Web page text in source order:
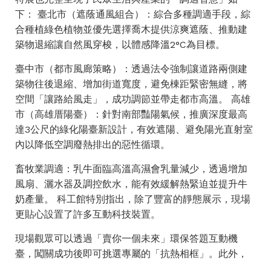
下： 臺北市（遮蔭通風組合）：綜合多種調適手段，綜
合種植綠色植物並優先選擇喬木提供涼爽遮蔭、推動建
築物退縮讓自然風穿梭，以體感降溫2°C為目標。
臺中市（都市風廊策略）：透過法令強制讓道路兩側建
築物往後退縮、增加街道寬度，避免棟距緊密無縫，將
空間「讓路給風走」，成功調節並帶走都市高溫。 高雄
市（高雄厝陽臺）：針對南部豔陽氣候，推廣深度最高
達3公尺的綠化陽臺新設計，有效遮陽、避免陽光直射室
內以降低空調廢熱排出的惡性循環。
畜牧業調適：乳牛面臨高溫高濕會乳量減少，透過增加
風扇、灑水器及調控飲水，能有效緩解熱緊迫並提升牛
奶產量。 科工館特別指出，除了豐富的靜態展示，現場
更貼心設置了許多互動科技裝置。
現場觀眾可以透過「賣你一個未來」環保答題互動機
臺，闖關成功後即可挑選專屬的「抗熱相框」。此外，